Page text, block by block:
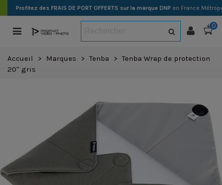
Profitez des FRAIS DE PORT OFFERTS sur la marque DNP en France
0
Accueil > Marques > Tenba > Tenba Wrap de protection
20'' gris